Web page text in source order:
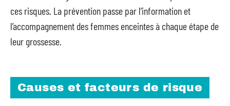
ces risques. La prévention passe par l’information et
l’accompagnement des femmes enceintes à chaque étape de
leur grossesse.
Causes et facteurs de risque